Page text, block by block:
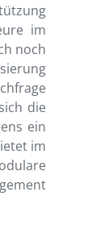
im
noch
die
ein
im